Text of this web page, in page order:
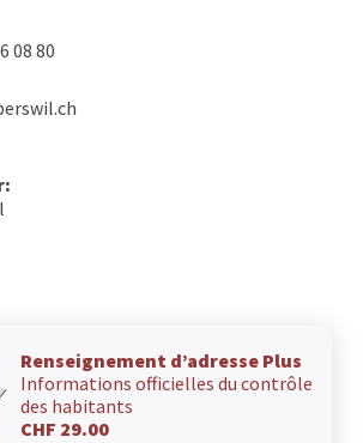
08 80
Renseignement d’adresse Plus
Informations officielles du contrôle
des habitants
CHF 29.00